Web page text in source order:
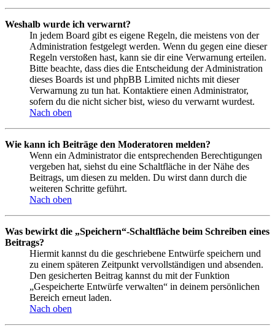
Weshalb wurde ich verwarnt?
In jedem Board gibt es eigene Regeln, die meistens von der
Administration festgelegt werden. Wenn du gegen eine dieser
Regeln verstoßen hast, kann sie dir eine Verwarnung erteilen.
Bitte beachte, dass dies die Entscheidung der Administration
dieses Boards ist und phpBB Limited nichts mit dieser
Verwarnung zu tun hat. Kontaktiere einen Administrator,
sofern du die nicht sicher bist, wieso du verwarnt wurdest.
Nach oben
Wie kann ich Beiträge den Moderatoren melden?
Wenn ein Administrator die entsprechenden Berechtigungen
vergeben hat, siehst du eine Schaltfläche in der Nähe des
Beitrags, um diesen zu melden. Du wirst dann durch die
weiteren Schritte geführt.
Nach oben
Was bewirkt die „Speichern“-Schaltfläche beim Schreiben eines
Beitrags?
Hiermit kannst du die geschriebene Entwürfe speichern und
zu einem späteren Zeitpunkt vervollständigen und absenden.
Den gesicherten Beitrag kannst du mit der Funktion
„Gespeicherte Entwürfe verwalten“ in deinem persönlichen
Bereich erneut laden.
Nach oben